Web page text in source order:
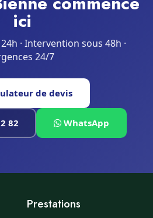
ici
· Intervention sous 48h ·
24/7
de devis
82 WhatsApp
Prestations